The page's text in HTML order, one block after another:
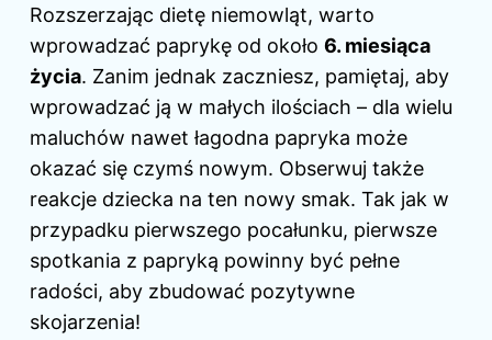
Rozszerzając dietę niemowląt, warto
wprowadzać paprykę od około 6. miesiąca
życia. Zanim jednak zaczniesz, pamiętaj, aby
wprowadzać ją w małych ilościach – dla wielu
maluchów nawet łagodna papryka może
okazać się czymś nowym. Obserwuj także
reakcje dziecka na ten nowy smak. Tak jak w
przypadku pierwszego pocałunku, pierwsze
spotkania z papryką powinny być pełne
radości, aby zbudować pozytywne
skojarzenia!